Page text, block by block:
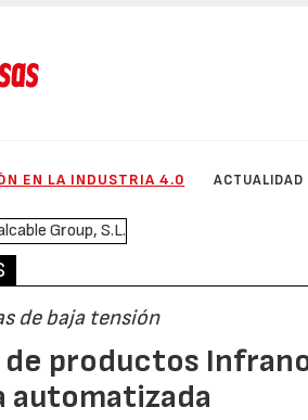
EN LA INDUSTRIA 4.0 ACTUALIDAD
de baja tensión
de productos
automatizada